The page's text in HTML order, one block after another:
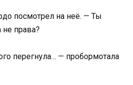
посмотрел на неё. — Ты
права?
перегнула… — пробормотала